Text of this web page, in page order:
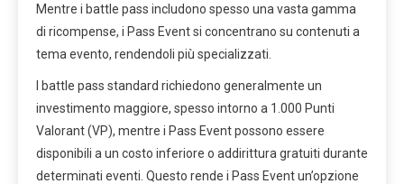
Mentre i battle pass includono spesso una vasta gamma
di ricompense, i Pass Event si concentrano su contenuti a
tema evento, rendendoli più specializzati.
I battle pass standard richiedono generalmente un
investimento maggiore, spesso intorno a 1.000 Punti
Valorant (VP), mentre i Pass Event possono essere
disponibili a un costo inferiore o addirittura gratuiti durante
determinati eventi. Questo rende i Pass Event un’opzione